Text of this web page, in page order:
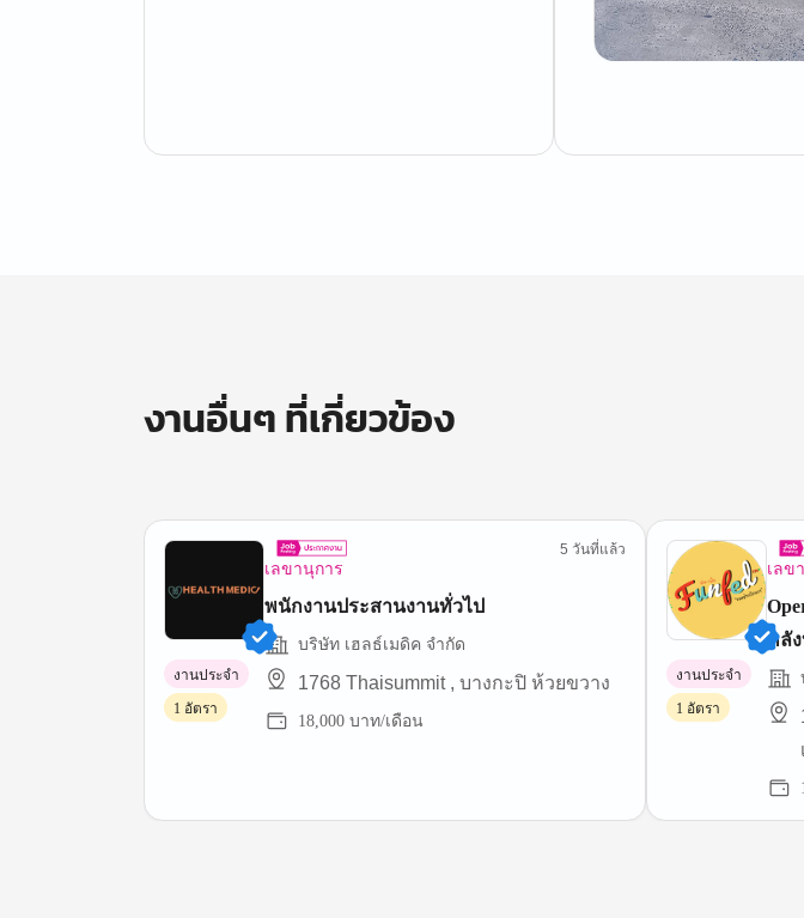
of
งานอื่นๆ ที่เกี่ยวข้อง
เลขานุการ
5 วันที่แล้ว
พนักงานประสานงานทั่วไป
บริษัท เฮลธ์เมดิค จํากัด
1768 Thaisummit , บางกะปิ ห้วยขวาง
18,000 บาท/เดือน
งานประจำ
1 อัตรา
เลข
หลั
งานประจำ
1 อัตรา